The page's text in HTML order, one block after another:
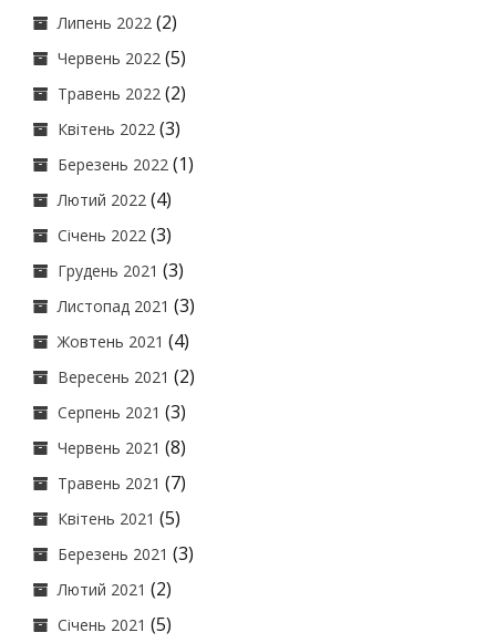
Липень 2022 (2)
Червень 2022 (5)
Травень 2022 (2)
Квітень 2022 (3)
Березень 2022 (1)
Лютий 2022 (4)
Січень 2022 (3)
Грудень 2021 (3)
Листопад 2021 (3)
Жовтень 2021 (4)
Вересень 2021 (2)
Серпень 2021 (3)
Червень 2021 (8)
Травень 2021 (7)
Квітень 2021 (5)
Березень 2021 (3)
Лютий 2021 (2)
Січень 2021 (5)